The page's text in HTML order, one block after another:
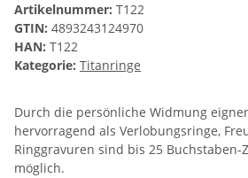
Artikelnummer: T122
GTIN: 4893243124970
HAN: T122
Kategorie: Titanringe
Durch die persönliche Widmung
hervorragend als Verlobungsringe,
Ringgravuren sind bis 25 Buchstaben-
möglich.